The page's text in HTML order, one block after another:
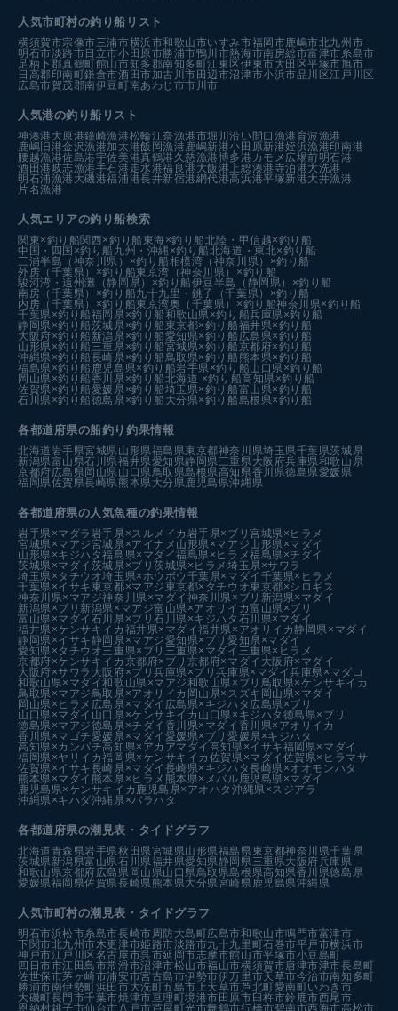
人気市町村の釣り船リスト
横須賀市宗像市三浦市横浜市和歌山市いすみ市福岡市鹿嶋市北九州市
明石市淡路市 日立市小田原市勝浦市鴨川市熱海市南房総市富津市糸島市
足柄下郡真鶴町館山市知多郡南知多町江東区伊東市大田区平塚市旭市
日高郡印南町鎌倉市酒田市加古川市 田辺市沼津市小浜市品川区江戸川区
広島市賀茂郡南伊豆町南あわじ市市川市
人気港の釣り船リスト
神湊港 大原港鐘崎漁港松輪江奈漁港市堀川沿い 間口漁港育波漁港
鹿嶋旧港金沢漁港加太港飯岡漁港鹿嶋新港小田原新港姪浜漁港印南港
腰越漁港佐島港宇佐美港真鶴港 久慈漁港博多港カモメ広場前明石港
酒田港岐志漁港手石港 走水港福良港 大飯港 上総湊港寺泊港大洗港
明石浦漁港 大磯港福浦港長井新宿港網代港高浜港平塚新港大井漁港
片名漁港
人気エリアの釣り船検索
関東×釣り船関西×釣り船 東海×釣り船北陸・甲信越×釣り船
中国・四国×釣り船 九州・沖縄×釣り船北海道・東北×釣り船
三浦半島（神奈川県）×釣り船相模湾（神奈川県）×釣り船
外房（千葉県）×釣り船東京湾（神奈川県）×釣り船
駿河湾・遠州灘（静岡県）×釣り船伊豆半島（静岡県）×釣り船
南房（千葉県）×釣り船九十九里・銚子（千葉県）×釣り船
内房（千葉県）×釣り船東京湾奥（千葉県）×釣り船神奈川県×釣り船
千葉県×釣り船福岡県×釣り船和歌山県×釣り船兵庫県×釣り船
静岡県×釣り船茨城県×釣り船 東京都×釣り船福井県×釣り船
大阪府×釣り船 新潟県×釣り船愛知県×釣り船 広島県×釣り船
山形県×釣り船 三重県×釣り船宮城県×釣り船京都府×釣り船
沖縄県×釣り船長崎県×釣り船鳥取県×釣り船 熊本県×釣り船
福島県×釣り船 鹿児島県×釣り船岩手県×釣り船山口県×釣り船
岡山県×釣り船香川県×釣り船北海道 ×釣り船高知県×釣り船
佐賀県×釣り船愛媛県×釣り船埼玉県×釣り船富山県×釣り船
石川県×釣り船徳島県×釣り船 大分県×釣り船島根県×釣り船
各都道府県の船釣り釣果情報
北海道岩手県宮城県山形県福島県東京都神奈川県埼玉県千葉県茨城県
新潟県富山県石川県福井県愛知県静岡県三重県大阪府兵庫県和歌山県
京都府広島県岡山県山口県鳥取県島根県高知県香川県徳島県愛媛県
福岡県佐賀県長崎県熊本県大分県鹿児島県沖縄県
各都道府県の人気魚種の釣果情報
岩手県×マダラ 岩手県×スルメイカ 岩手県×ブリ宮城県×ヒラメ
宮城県×マアジ宮城県×アイナメ 山形県×マアジ山形県×マダイ
山形県×キジハタ福島県×マダイ福島県×ヒラメ福島県×チダイ
茨城県×マダイ 茨城県×ブリ茨城県×ヒラメ埼玉県×サワラ
埼玉県×タチウオ埼玉県×ホウボウ 千葉県×マダイ 千葉県×ヒラメ
千葉県×イサキ 東京都×マアジ 東京都×タチウオ東京都×シロギス
神奈川県×マアジ神奈川県×マダイ 神奈川県×ブリ 新潟県×マダイ
新潟県×ブリ 新潟県×マアジ富山県×アオリイカ富山県×ブリ
富山県×マダイ 石川県×ブリ石川県×キジハタ 石川県×マダイ
福井県×ケンサキイカ 福井県×マダイ福井県×アオリイカ 静岡県×マダイ
静岡県×イサキ 静岡県×マアジ愛知県×ブリ愛知県×マダイ
愛知県×タチウオ三重県×ブリ 三重県×マダイ 三重県×ヒラメ
京都府×ケンサキイカ 京都府×ブリ 京都府×マダイ 大阪府×マダイ
大阪府×サワラ 大阪府×ブリ兵庫県×ブリ兵庫県×マダイ兵庫県×マダコ
和歌山県×マダイ和歌山県×マアジ和歌山県×ブリ 鳥取県×ケンサキイカ
鳥取県×マアジ鳥取県×アオリイカ 岡山県×スズキ 岡山県×マダイ
岡山県×ヒラメ 広島県×マダイ 広島県×キジハタ 広島県×ブリ
山口県×マダイ 山口県×ケンサキイカ 山口県×キジハタ 徳島県×ブリ
徳島県×マアジ徳島県×チダイ 香川県×マダイ 香川県×アオリイカ
香川県×マゴチ愛媛県×マダイ 愛媛県×ブリ愛媛県×キジハタ
高知県×カンパチ高知県×アカアマダイ 高知県×イサキ福岡県×マダイ
福岡県×ヤリイカ福岡県×ケンサキイカ 佐賀県×マダイ 佐賀県×ヒラマサ
佐賀県×イサキ長崎県×マダイ 長崎県×キジハタ長崎県×オオモンハタ
熊本県×マダイ 熊本県×ヒラメ 熊本県×メバル鹿児島県×マダイ
鹿児島県×ケンサキイカ 鹿児島県×アオハタ沖縄県×スジアラ
沖縄県×キハダ沖縄県×バラハタ
各都道府県の潮見表 ・タイドグラフ
北海道青森県岩手県秋田県宮城県山形県福島県東京都神奈川県千葉県
茨城県新潟県富山県石川県福井県愛知県静岡県三重県大阪府兵庫県
和歌山県京都府広島県 岡山県山口県鳥取県島根県高知県香川県徳島県
愛媛県福岡県佐賀県長崎県熊本県大分県宮崎県鹿児島県沖縄県
人気市町村の潮見表・タイドグラフ
明石市浜松市糸島市長崎市周防大島町広島市和歌山市鳴門市富津市
下関市北九州市木更津市姫路市淡路市九十九里町石巻市平戸市横浜市
神戸市江戸川区 名古屋市呉市延岡市志摩市館山市平塚市小豆島町
四日市市江田島市常滑市沼津市松山市福山市横須賀市唐津市津市長島町
佐世保市茅ヶ崎市浦安市宮古島市伊勢市伊万里市天草市今治市南知多町
勝浦市南伊勢町浜田市大洗町五島市 上天草市芦北町愛南町いわき市
大磯町長門市千葉市焼津市亘理町境港市 田原市 臼杵市鈴鹿市西尾市